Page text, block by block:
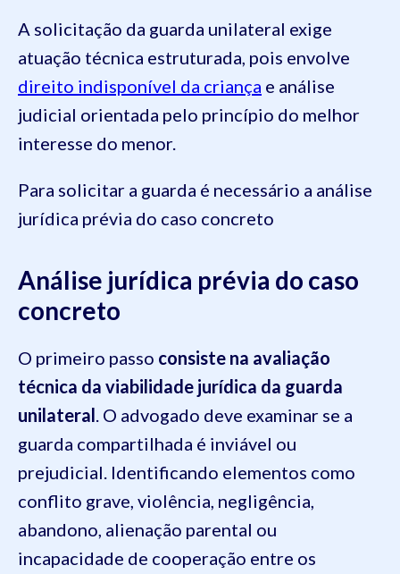
A solicitação da guarda unilateral exige
atuação técnica estruturada, pois envolve
direito indisponível da criança e análise
judicial orientada pelo princípio do melhor
interesse do menor.
Para solicitar a guarda é necessário a análise
jurídica prévia do caso concreto
Análise jurídica prévia do caso
concreto
O primeiro passo consiste na avaliação
técnica da viabilidade jurídica da guarda
unilateral . O advogado deve examinar se a
guarda compartilhada é inviável ou
prejudicial. Identificando elementos como
conflito grave, violência, negligência,
abandono, alienação parental ou
incapacidade de cooperação entre os